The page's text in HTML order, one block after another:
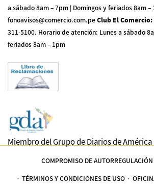
a sábado 8am – 7pm | Domingos y feriados 8am –
fonoavisos@comercio.com.peClub El Comercio:
311-5100. Horario de atención: Lunes a sábado
feriados 8am – 1pm
Miembro del Grupo de Diarios de América
COMPROMISO DE
TÉRMINOS Y CONDICIONES DE USO